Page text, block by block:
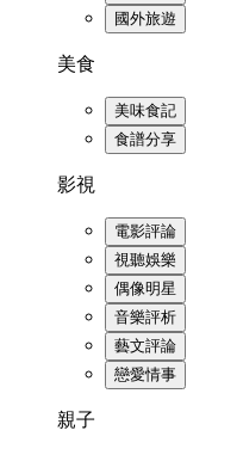
國外旅遊
美食
美味食記
食譜分享
影視
電影評論
視聽娛樂
偶像明星
音樂評析
藝文評論
戀愛情事
親子